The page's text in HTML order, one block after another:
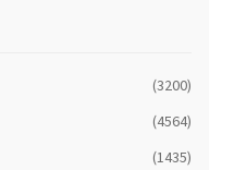
(3200)
(4564)
(1435)